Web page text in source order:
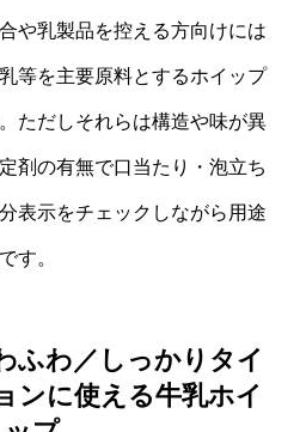
や乳製品を控える方向けには
等を主要原料とするホイップ
ただしそれらは構造や味が異
剤の有無で口当たり・泡立ち
表示をチェックしながら用途
す。
ふわ／しっかりタイ
ンに使える牛乳ホイ